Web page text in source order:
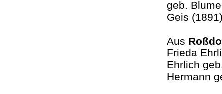
geb.
Geis
Aus
Frieda
Ehrlich
Hermann